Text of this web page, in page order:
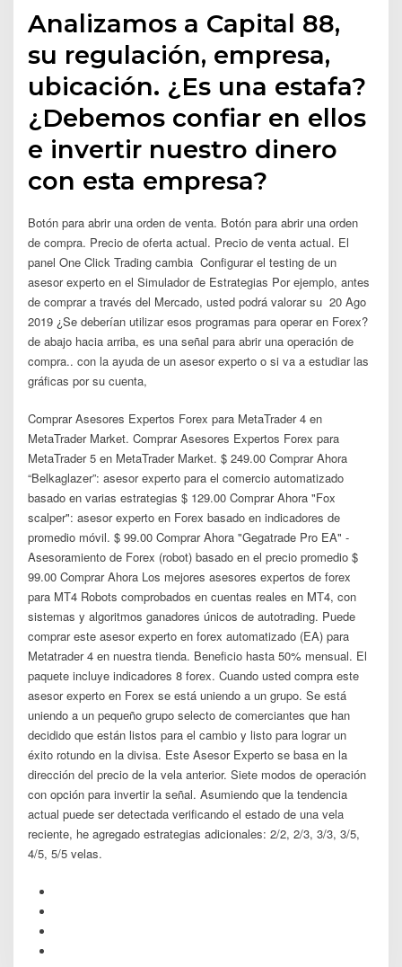
Analizamos a Capital 88,
su regulación, empresa,
ubicación. ¿Es una estafa?
¿Debemos confiar en ellos
e invertir nuestro dinero
con esta empresa?
Botón para abrir una orden de venta. Botón para abrir una orden
de compra. Precio de oferta actual. Precio de venta actual. El
panel One Click Trading cambia Configurar el testing de un
asesor experto en el Simulador de Estrategias Por ejemplo, antes
de comprar a través del Mercado, usted podrá valorar su 20 Ago
2019 ¿Se deberían utilizar esos programas para operar en Forex?
de abajo hacia arriba, es una señal para abrir una operación de
compra.. con la ayuda de un asesor experto o si va a estudiar las
gráficas por su cuenta,
Comprar Asesores Expertos Forex para MetaTrader 4 en
MetaTrader Market. Comprar Asesores Expertos Forex para
MetaTrader 5 en MetaTrader Market. $ 249.00 Comprar Ahora
“Belkaglazer”: asesor experto para el comercio automatizado
basado en varias estrategias $ 129.00 Comprar Ahora "Fox
scalper": asesor experto en Forex basado en indicadores de
promedio móvil. $ 99.00 Comprar Ahora "Gegatrade Pro EA" -
Asesoramiento de Forex (robot) basado en el precio promedio $
99.00 Comprar Ahora Los mejores asesores expertos de forex
para MT4 Robots comprobados en cuentas reales en MT4, con
sistemas y algoritmos ganadores únicos de autotrading. Puede
comprar este asesor experto en forex automatizado (EA) para
Metatrader 4 en nuestra tienda. Beneficio hasta 50% mensual. El
paquete incluye indicadores 8 forex. Cuando usted compra este
asesor experto en Forex se está uniendo a un grupo. Se está
uniendo a un pequeño grupo selecto de comerciantes que han
decidido que están listos para el cambio y listo para lograr un
éxito rotundo en la divisa. Este Asesor Experto se basa en la
dirección del precio de la vela anterior. Siete modos de operación
con opción para invertir la señal. Asumiendo que la tendencia
actual puede ser detectada verificando el estado de una vela
reciente, he agregado estrategias adicionales: 2/2, 2/3, 3/3, 3/5,
4/5, 5/5 velas.